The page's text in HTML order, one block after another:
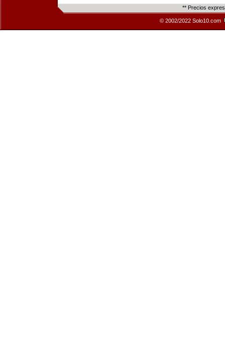
** Precios
© 2002/2022 Solo10.com